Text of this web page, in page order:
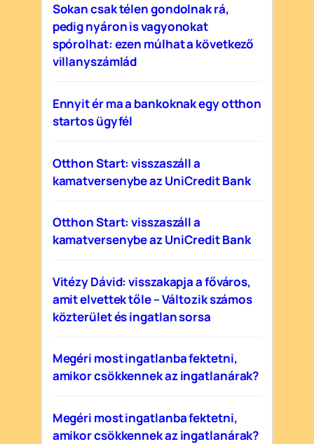
Sokan csak télen gondolnak rá,
pedig nyáron is vagyonokat
spórolhat: ezen múlhat a következő
villanyszámlád
Ennyit ér ma a bankoknak egy otthon
startos ügyfél
Otthon Start: visszaszáll a
kamatversenybe az UniCredit Bank
Otthon Start: visszaszáll a
kamatversenybe az UniCredit Bank
Vitézy Dávid: visszakapja a főváros,
amit elvettek tőle – Változik számos
közterület és ingatlan sorsa
Megéri most ingatlanba fektetni,
amikor csökkennek az ingatlanárak?
Megéri most ingatlanba fektetni,
amikor csökkennek az ingatlanárak?